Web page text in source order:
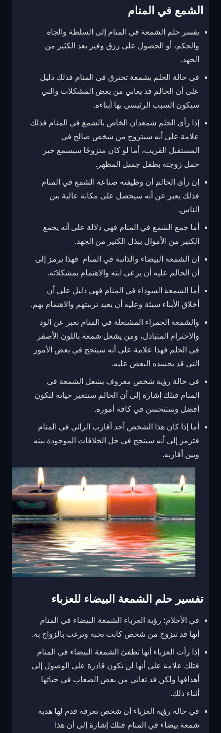
الشمع في المنام
يفسر حلم الشمعة في المنام إلى السلطة والجاه
والحكم، أو الحصول على رزق وفير بعد الكثير من
الجهد.
في حالة الحلم بشمعة تحترق في المنام فذلك دليل
على أن الحالم قد يعاني من بعض المشكلات والتي
سيكون السبب الرئيسي بها أبناءه.
إذا رأى الحلم شمعدان الخاص بالشمع في المنام فذلك
علامة على أنه سيتزوج من شخص صالح في
المستقبل القريب، أما لو كان متزوجًا سيسمع خبر
حمل زوجته بطفل جميل المظهر.
إن رأى الحالم أن وظيفته صناعة الشمع في المنام
فذلك يعبر عن أنه سيحصل على مكانة عالية بين
الناس.
أما جمع الشمع في المنام فهي دلالة على أنه يجمع
الكثير من الأموال ببذل الكثير من الجهد.
إن الشمعة البيضاء والذائبة في المنام فهذا يرمز إلى
أن الحالم عليه أن يرعى ابنه والاهتمام بمشكلاته.
أما الشمعة السوداء في المنام فهي دليل على أن
أخلاق الأبناء سيئة وعليه أن يعيد تربيتهم والاهتمام بهم.
والشمعة الحمراء المشتعلة في المنام تعبر عن الود
والاحترام المتبادل، ومن يشعل شمعة باللون الأصفر
في الحلم فهذا علامة على أنه سينجح في بعض الأمور
التي قد يحسده البعض عليه.
في حالة رؤية شخص معروف يشعل الشمعة في
المنام فتلك إشارة إلى أن الحالم ستتغير حياته لتكون
أفضل وستتحسن في كافة أموره.
أما إذا كان هذا الشخص أحد أقارب الرائي في المنام
فترمز إلى أنه سينجح في حل الخلافات الموجودة بينه
وبين أقاربه.
تفسير حلم الشمعة البيضاء للعزباء
في الأحلام؛ رؤية العزباء الشمعة البيضاء في المنام
أنها قد تتزوج من شخص كانت تحبه وترغب بالزواج به.
إذا رأت العزباء أنها تطفئ الشمعة البيضاء في المنام
فتلك علامة على أنها لن تكون قادرة على الوصول إلى
أهدافها ولكن فد تعاني من بعض الصعاب في حياتها
أثناء ذلك.
في حالة رؤية العزباء أن شخص تعرفه قدم لها هدية
شمعة بيضاء في المنام فتلك إشارة إلى أن هذا